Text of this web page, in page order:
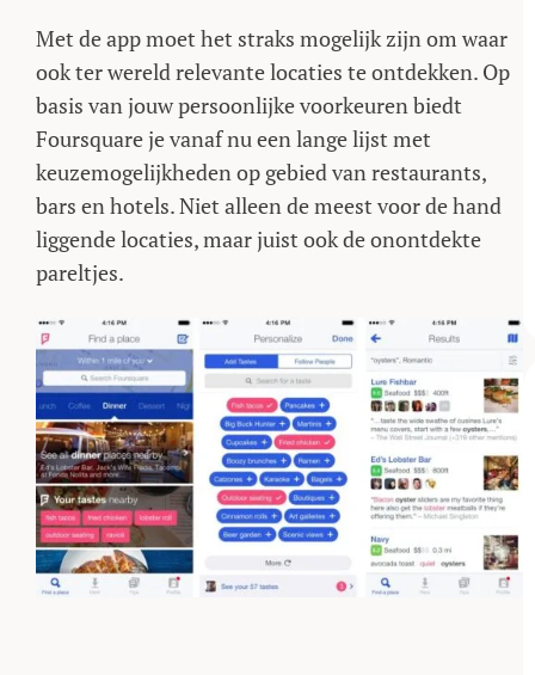
Met de app moet het straks mogelijk zijn om waar
ook ter wereld relevante locaties te ontdekken. Op
basis van jouw persoonlijke voorkeuren biedt
Foursquare je vanaf nu een lange lijst met
keuzemogelijkheden op gebied van restaurants,
bars en hotels. Niet alleen de meest voor de hand
liggende locaties, maar juist ook de onontdekte
pareltjes.